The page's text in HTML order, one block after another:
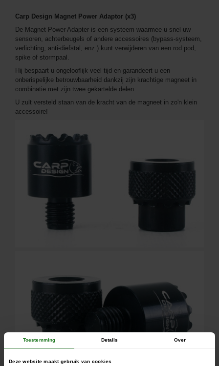
Toestemming Details Over
Deze website maakt gebruik van cookies
Carp Design Magnet Power Adaptor (x3)
De Magnet Power Adapter is een systeem waarmee u snel uw
sensoren, achterbeugels of andere accessoires (bypass-systeem,
verlichting, anti-diefstal, enz.) kunt verwijderen van een rod pod,
spike of stormpaal.
Hij bespaart u ongelooflijk veel tijd en garandeert u een
onberispelijke betrouwbaarheid dankzij zijn krachtige magneet in
combinatie met zijn twee gekartelde delen.
U zult versteld staan van de kracht van de magneet in zo'n klein
accessoire!